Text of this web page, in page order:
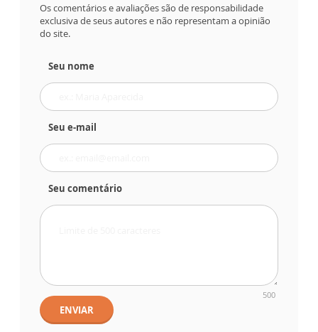
Os comentários e avaliações são de responsabilidade
exclusiva de seus autores e não representam a opinião
do site.
Seu nome
Seu e-mail
Seu comentário
500
ENVIAR